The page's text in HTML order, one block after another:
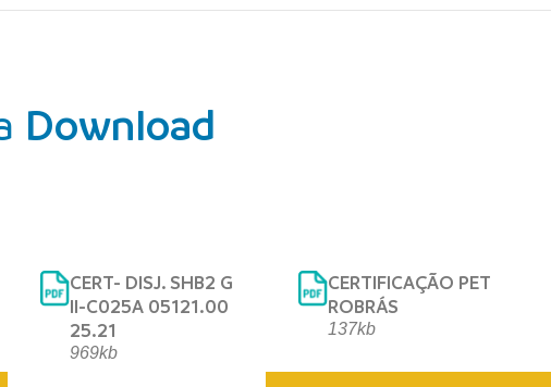
Download
CERT- DISJ. SHB2 G
II-C025A 05121.00
25.21
969kb
CERTIFICAÇÃO PET
ROBRÁS
137kb